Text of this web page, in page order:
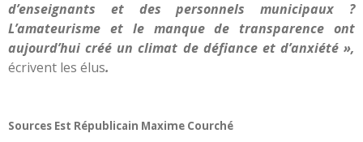
d’enseignants et des personnels municipaux ?
L’amateurisme et le manque de transparence ont
aujourd’hui créé un climat de défiance et d’anxiété »,
écrivent les élus.
Sources Est Républicain Maxime Courché